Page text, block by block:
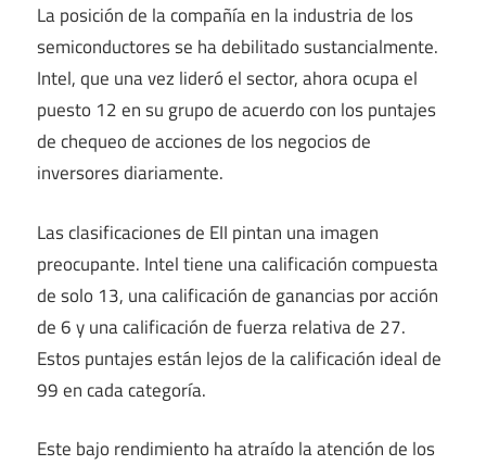
La posición de la compañía en la industria de los
semiconductores se ha debilitado sustancialmente.
Intel, que una vez lideró el sector, ahora ocupa el
puesto 12 en su grupo de acuerdo con los puntajes
de chequeo de acciones de los negocios de
inversores diariamente.
Las clasificaciones de EII pintan una imagen
preocupante. Intel tiene una calificación compuesta
de solo 13, una calificación de ganancias por acción
de 6 y una calificación de fuerza relativa de 27.
Estos puntajes están lejos de la calificación ideal de
99 en cada categoría.
Este bajo rendimiento ha atraído la atención de los